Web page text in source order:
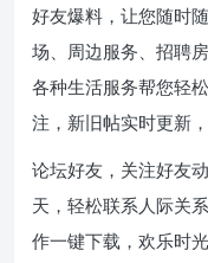
好友爆料，让您随时
场、周边服务、招聘
各种生活服务帮您轻
注，新旧帖实时更新
论坛好友，关注好友
天，轻松联系人际关
作一键下载，欢乐时